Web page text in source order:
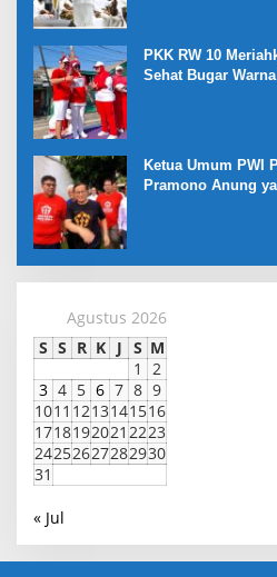
PKK RW 10
Sehat Bugar
Ketua Umum PWI
Pramono Anung
Agustus 2026
S S R K J S M
1
2
3 4 5 6 7 8 9
1011 1213141516
1718192021 2223
24252627282930
31
« Jul